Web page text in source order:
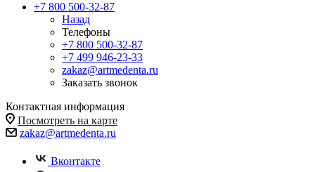
+7 800 500-32-87
Назад
Телефоны
+7 800 500-32-87
+7 499 946-23-33
zakaz@artmedenta.ru
Заказать звонок
Контактная информация
Посмотреть на карте
zakaz@artmedenta.ru
Вконтакте